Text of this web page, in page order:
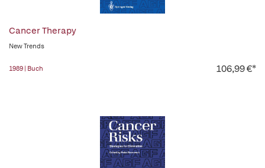
Cancer Therapy
New Trends
1989 | Buch 106,99 €*